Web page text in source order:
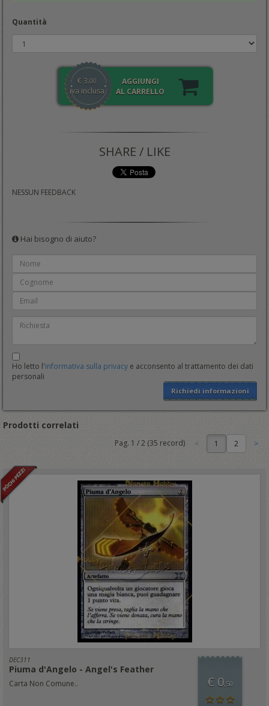
Quantità
€3,00
iva inclusa
AGGIUNGI
AL CARRELLO
SHARE / LIKE
NESSUN FEEDBACK
Hai bisogno di aiuto?
Ho letto l'informativa sulla privacy e acconsento al trattamento dei dati
personali
Richiedi informazioni
Prodotti correlati
Pag. 1 /2 (35 record) 1
DEC311
Piuma d'Angelo - Angel's Feather
Carta Non Comune.. € 0,50